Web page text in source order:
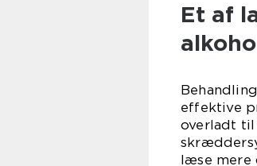
Et af
effektive
overladt
læse mere